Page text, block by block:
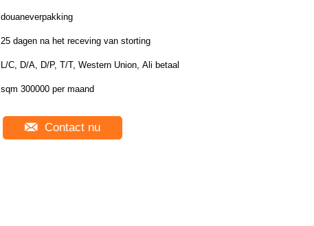
douaneverpakking
25 dagen na het receving van storting
L/C, D/A, D/P, T/T, Western Union, Ali betaal
sqm 300000 per maand
Contact nu